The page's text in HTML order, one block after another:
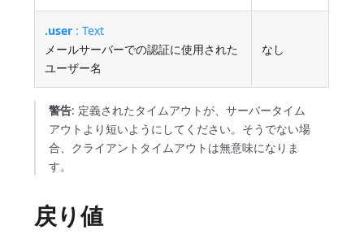
.user : Text
メールサーバーでの認証に使用された
ユーザー名
なし
警告: 定義されたタイムアウトが、サーバータイム
アウトより短いようにしてください。そうでない場
合、クライアントタイムアウトは無意味になりま
す。
戻り値